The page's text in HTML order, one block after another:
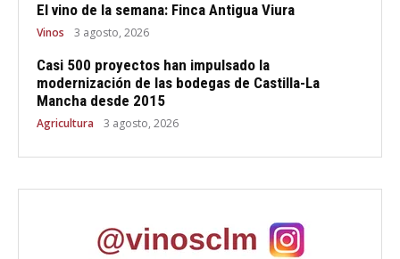
El vino de la semana: Finca Antigua Viura
Vinos 3 agosto, 2026
Casi 500 proyectos han impulsado la
modernización de las bodegas de Castilla-La
Mancha desde 2015
Agricultura 3 agosto, 2026